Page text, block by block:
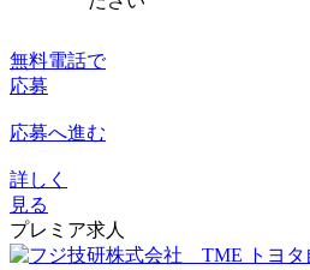
無料電話で
応募
応募へ進む
詳しく
見る
プレミア求人